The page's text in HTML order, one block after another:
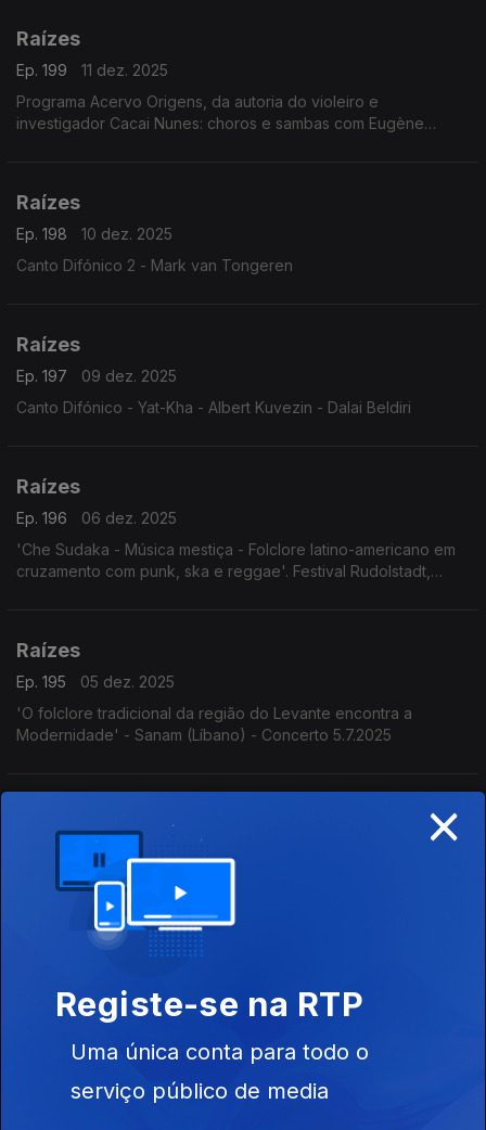
Raízes
Ep. 199
11 dez. 2025
Programa Acervo Origens, da autoria do violeiro e
investigador Cacai Nunes: choros e sambas com Eugène
Raízes
Ep. 198
10 dez. 2025
Canto Difónico 2 - Mark van Tongeren
Raízes
Ep. 197
09 dez. 2025
Canto Difónico - Yat-Kha - Albert Kuvezin - Dalai Beldiri
Raízes
Ep. 196
06 dez. 2025
'Che Sudaka - Música mestiça - Folclore latino-americano em
cruzamento com punk, ska e reggae'. Festival Rudolstadt,
Raízes
Ep. 195
05 dez. 2025
'O folclore tradicional da região do Levante encontra a
Modernidade' - Sanam (Líbano) - Concerto 5.7.2025
04 dez. 2025
Programa Acervo Origens, da autoria do violeiro e
investigador Cacai Nunes: o encontro do bandolim de Deo
Rian com o Quinteto Villa-Lobos, os Irmãos Paranaense, o
Madrigal da UFRN e Milton Nascimento com o álbum Geraes,
Ep. 193
03 dez. 2025
'Acordeão da Roménia' Taraf Ionica Minune - Concerto de
6.7.2025, Festival Rudolstadt
×
Registe-se na RTP
Uma única conta para todo o
serviço público de media